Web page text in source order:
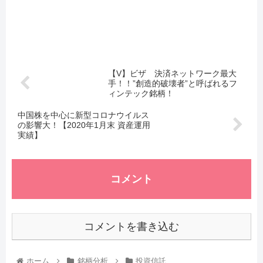
【V】ビザ 決済ネットワーク最大
手！！”創造的破壊者”と呼ばれるフ
ィンテック銘柄！
中国株を中心に新型コロナウイルス
の影響大！【2020年1月末 資産運用
実績】
コメント
コメントを書き込む
ホーム 銘柄分析 投資信託